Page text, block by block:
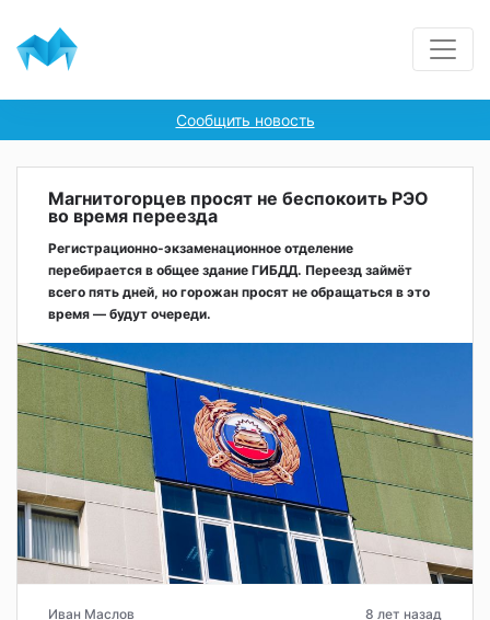
Сообщить новость
Магнитогорцев просят не беспокоить РЭО
во время переезда
Регистрационно-экзаменационное отделение
перебирается в общее здание ГИБДД. Переезд займёт
всего пять дней, но горожан просят не обращаться в это
время — будут очереди.
Иван Маслов 8 лет назад